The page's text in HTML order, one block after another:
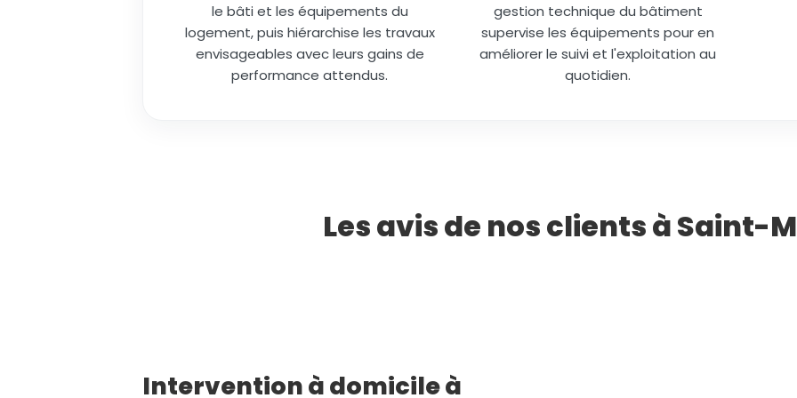
le bâti et les équipements du
logement, puis hiérarchise les travaux
envisageables avec leurs gains de
performance attendus.
gestion technique du bâtiment
supervise les équipements pour en
améliorer le suivi et l'exploitation au
quotidien.
Les avis de nos clients à Saint-
Intervention à domicile à